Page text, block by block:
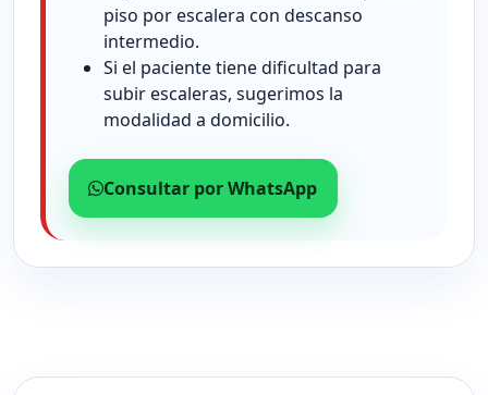
piso por escalera con descanso
intermedio.
Si el paciente tiene dificultad para
subir escaleras, sugerimos la
modalidad a domicilio.
Consultar por WhatsApp